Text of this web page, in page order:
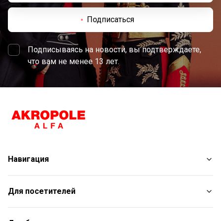
Подписаться
Подписываясь на новости, вы подтверждаете,
что вам не менее 13 лет.
Навигация
Услуги
Развлечения
Для посетителей